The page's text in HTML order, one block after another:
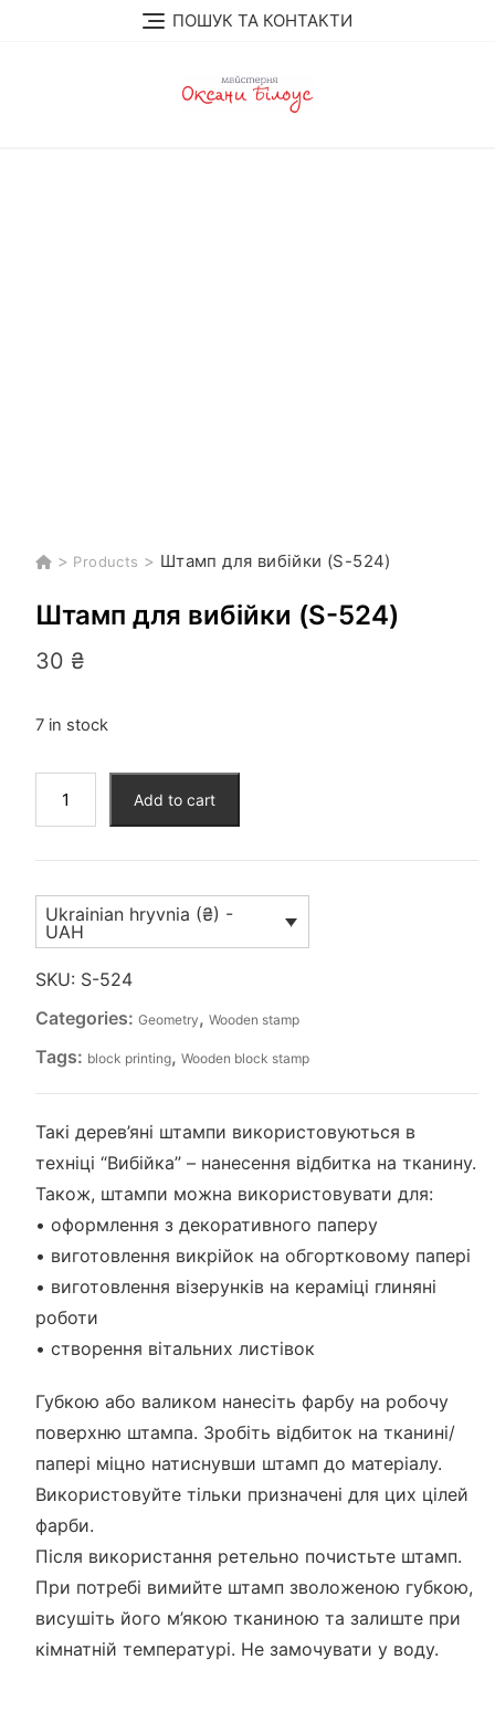
ПОШУК ТА КОНТАКТИ
> Products > Штамп для вибійки (S-524)
Штамп для вибійки (S-524)
30 ₴
7 in stock
(S-
quantity
Add to cart
Ukrainian hryvnia (₴) -
UAH
SKU: S-524
Categories: Geometry, Wooden stamp
Tags: block printing, Wooden block stamp
Такі дерев’яні штампи використовуються в
техніці “Вибійка” – нанесення відбитка на тканину.
Також, штампи можна використовувати для:
• оформлення з декоративного паперу
• виготовлення викрійок на обгортковому папері
• виготовлення візерунків на кераміці глиняні
роботи
• створення вітальних листівок
Губкою або валиком нанесіть фарбу на робочу
поверхню штампа. Зробіть відбиток на тканині/
папері міцно натиснувши штамп до матеріалу.
Використовуйте тільки призначені для цих цілей
фарби.
Після використання ретельно почистьте штамп.
При потребі вимийте штамп зволоженою губкою,
висушіть його м’якою тканиною та залиште при
кімнатній температурі. Не замочувати у воду.